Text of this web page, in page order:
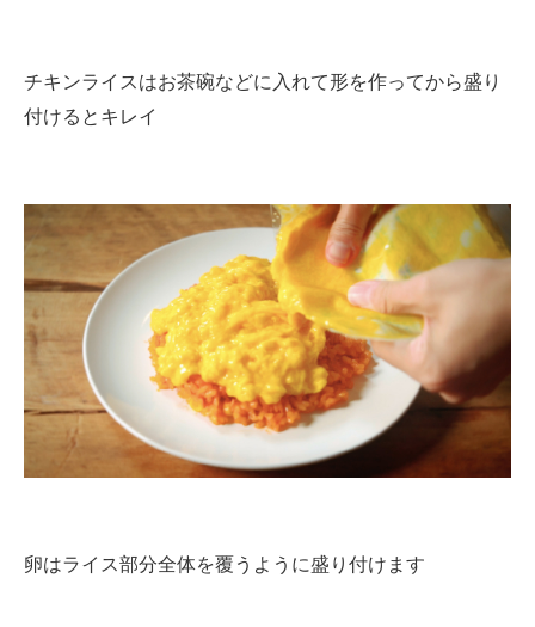
チキンライスはお茶碗などに入れて形を作ってから盛り
付けるとキレイ
卵はライス部分全体を覆うように盛り付けます